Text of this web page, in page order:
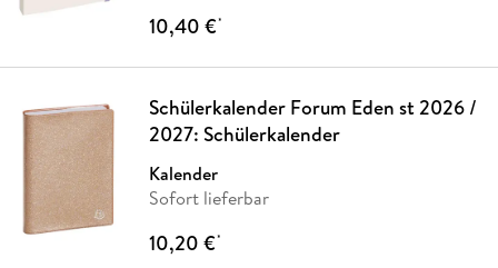
10,40 €*
Schülerkalender Forum Eden st 2026 /
2027: Schülerkalender
Kalender
Sofort lieferbar
10,20 €*